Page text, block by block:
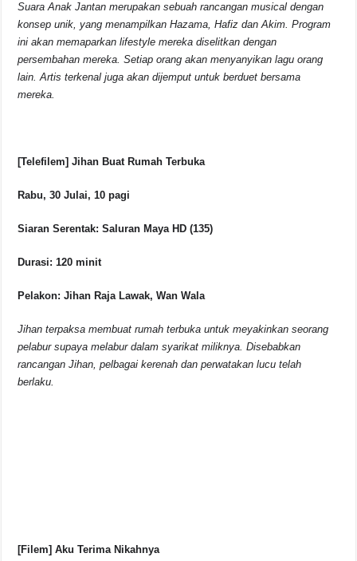
Suara Anak Jantan merupakan sebuah rancangan musical dengan
konsep unik, yang menampilkan Hazama, Hafiz dan Akim. Program
ini akan memaparkan lifestyle mereka diselitkan dengan
persembahan mereka. Setiap orang akan menyanyikan lagu orang
lain. Artis terkenal juga akan dijemput untuk berduet bersama
mereka.
[Telefilem] Jihan Buat Rumah Terbuka
Rabu, 30 Julai, 10 pagi
Siaran Serentak: Saluran Maya HD (135)
Durasi: 120 minit
Pelakon: Jihan Raja Lawak, Wan Wala
Jihan terpaksa membuat rumah terbuka untuk meyakinkan seorang
pelabur supaya melabur dalam syarikat miliknya. Disebabkan
rancangan Jihan, pelbagai kerenah dan perwatakan lucu telah
berlaku.
[Filem] Aku Terima Nikahnya